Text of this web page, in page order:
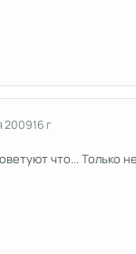
200916 г
что... Только